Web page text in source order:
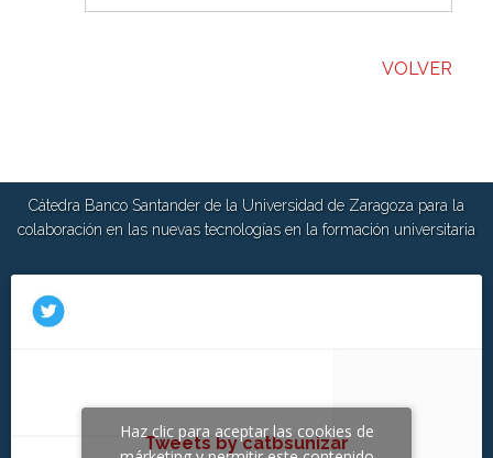
VOLVER
Cátedra Banco Santander de la Universidad de Zaragoza para la
colaboración en las nuevas tecnologías en la formación universitaria
Tweets by catbsunizar
Haz clic para aceptar las cookies de